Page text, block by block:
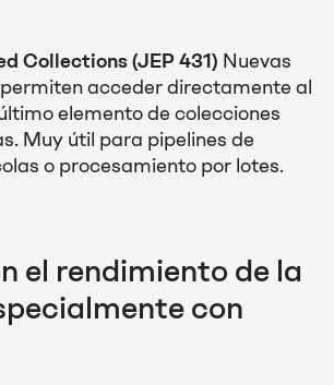
Collections (JEP 431) Nuevas
acceder directamente al
elemento de colecciones
Muy útil para pipelines de
o procesamiento por lotes.
el rendimiento de la
con